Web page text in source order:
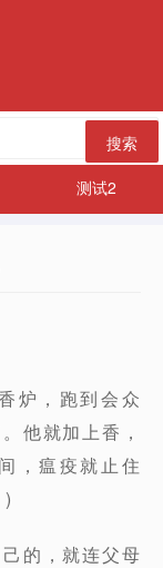
搜索
测试2
炉，跑到会众
他就加上香，
，瘟疫就止住
的，就连父母